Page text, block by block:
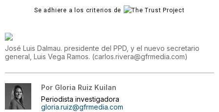
Se adhiere a los criterios de
José Luis Dalmau. presidente del PPD, y el nuevo secretario
general, Luis Vega Ramos. (carlos.rivera@gfrmedia.com)
Por Gloria Ruiz Kuilan
Periodista investigadora
gloria.ruiz@gfrmedia.com